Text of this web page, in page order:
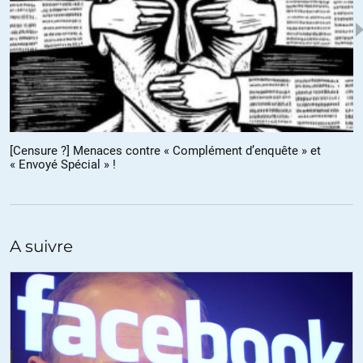
Christophe Foulon// 24.11.2017 à 10h35
J’utilise Qwant depuis un bon bout de temps maintenant et il me
En plus c’est français 😉
Eleuthère Qwark
Merci.
Quoique l’immédiate pub à l’install pour la disponibilité des
versions sur Googlepay et Applestore pour les mobiles puisse
laisser quelque doute quand au respect des informations sur la
vie privée.
[Censure ?] Menaces contre « Complément d’enquête » et
« Envoyé Spécial » !
A suivre